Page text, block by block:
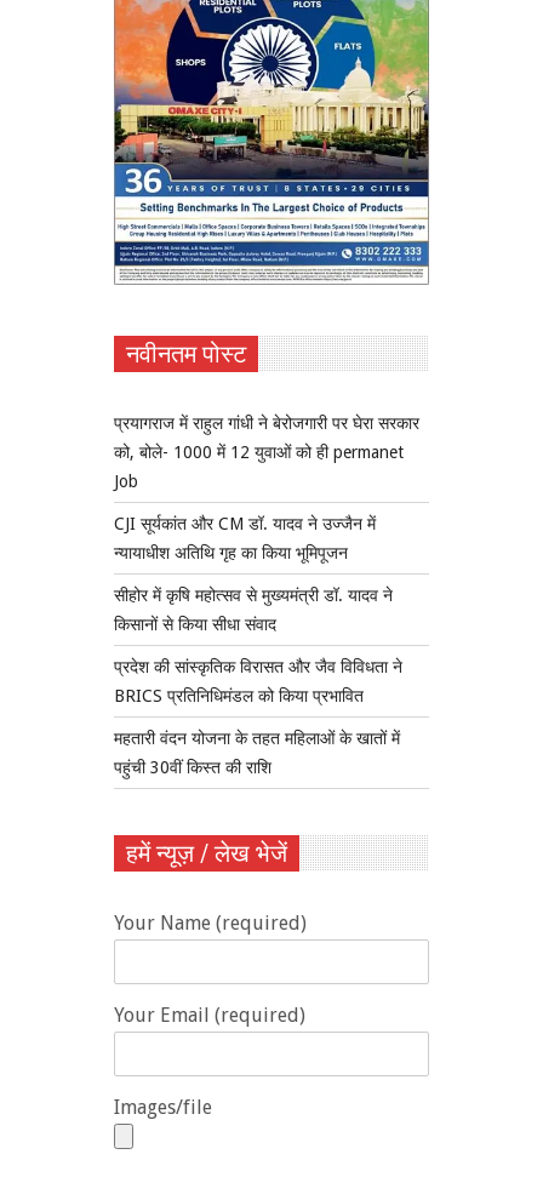
नवीनतम पोस्ट
प्रयागराज में राहुल गांधी ने बेरोजगारी पर घेरा सरकार
को, बोले- 1000 में 12 युवाओं को ही permanet
Job
CJI सूर्यकांत और CM डॉ. यादव ने उज्जैन में
न्यायाधीश अतिथि गृह का किया भूमिपूजन
सीहोर में कृषि महोत्सव से मुख्यमंत्री डॉ. यादव ने
किसानों से किया सीधा संवाद
प्रदेश की सांस्कृतिक विरासत और जैव विविधता ने
BRICS प्रतिनिधिमंडल को किया प्रभावित
महतारी वंदन योजना के तहत महिलाओं के खातों में
पहुंची 30वीं किस्त की राशि
हमें न्यूज़ / लेख भेजें
Your Name (required)
Your Email (required)
Images/file